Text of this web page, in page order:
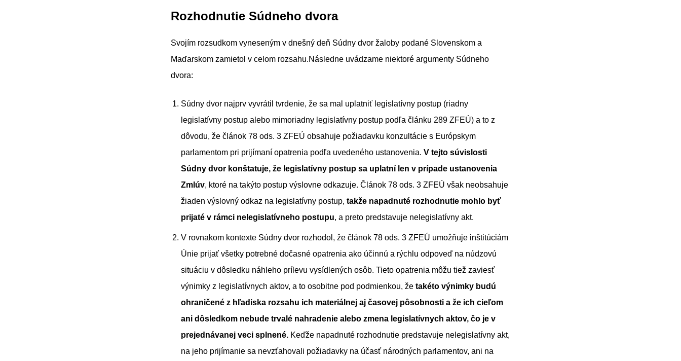
Rozhodnutie Súdneho dvora
Svojím rozsudkom vyneseným v dnešný deň Súdny dvor žaloby podané Slovenskom a
Maďarskom zamietol v celom rozsahu.Následne uvádzame niektoré argumenty Súdneho
dvora:
Súdny dvor najprv vyvrátil tvrdenie, že sa mal uplatniť legislatívny postup (riadny
legislatívny postup alebo mimoriadny legislatívny postup podľa článku 289 ZFEÚ) a to z
dôvodu, že článok 78 ods. 3 ZFEÚ obsahuje požiadavku konzultácie s Európskym
parlamentom pri prijímaní opatrenia podľa uvedeného ustanovenia. V tejto súvislosti
Súdny dvor konštatuje, že legislatívny postup sa uplatní len v prípade ustanovenia
Zmlúv, ktoré na takýto postup výslovne odkazuje. Článok 78 ods. 3 ZFEÚ však neobsahuje
žiaden výslovný odkaz na legislatívny postup, takže napadnuté rozhodnutie mohlo byť
prijaté v rámci nelegislatívneho postupu, a preto predstavuje nelegislatívny akt.
V rovnakom kontexte Súdny dvor rozhodol, že článok 78 ods. 3 ZFEÚ umožňuje inštitúciám
Únie prijať všetky potrebné dočasné opatrenia ako účinnú a rýchlu odpoveď na núdzovú
situáciu v dôsledku náhleho prílevu vysídlených osôb. Tieto opatrenia môžu tiež zaviesť
výnimky z legislatívnych aktov, a to osobitne pod podmienkou, že takéto výnimky budú
ohraničené z hľadiska rozsahu ich materiálnej aj časovej pôsobnosti a že ich cieľom
ani dôsledkom nebude trvalé nahradenie alebo zmena legislatívnych aktov, čo je v
prejednávanej veci splnené. Keďže napadnuté rozhodnutie predstavuje nelegislatívny akt,
na jeho prijímanie sa nevzťahovali požiadavky na účasť národných parlamentov, ani na